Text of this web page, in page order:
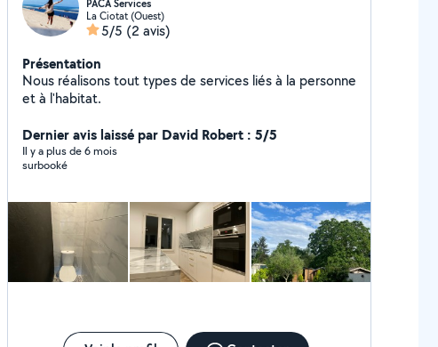
PACA Services
La Ciotat (Ouest)
5/5 (2 avis)
Présentation
Nous réalisons tout types de services liés à la personne
et à l'habitat.
Dernier avis laissé par David Robert : 5/5
Il y a plus de 6 mois
surbooké